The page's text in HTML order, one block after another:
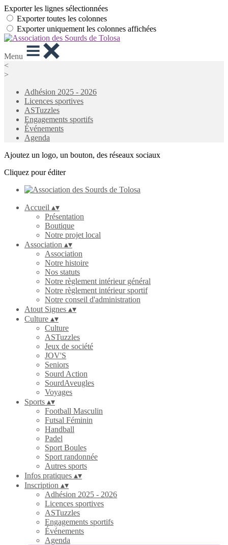
Exporter les lignes sélectionnées
Exporter toutes les colonnes
Exporter uniquement les colonnes affichées
Menu
<
>
Adhésion 2025 - 2026
Licences sportives
ASTuzzles
Engagements sportifs
Événements
Agenda
Ajoutez un logo, un bouton, des réseaux sociaux
Cliquez pour éditer
Accueil ▴▾
Présentation
Boutique
Notre projet local
Association ▴▾
Association
Notre histoire
Nos statuts
Notre règlement intérieur général
Notre règlement intérieur sportif
Notre conseil d'administration
Atout Signes ▴▾
Culture ▴▾
Culture
ASTuzzles
Jeux de société
JOV'S
Seniors
Sourd Action
SourdAveugles
Voyages
Sports ▴▾
Football Masculin
Futsal Féminin
Handball
Padel
Sport Boules
Sport randonnée
Autres sports
Infos pratiques ▴▾
Inscription ▴▾
Adhésion 2025 - 2026
Licences sportives
ASTuzzles
Engagements sportifs
Événements
Agenda